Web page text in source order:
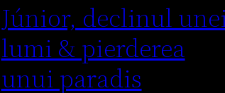
Júnior, declinul
lumi & pierderea
unui paradis